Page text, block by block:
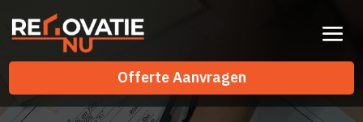
Offerte Aanvragen
Offerte Aanvragen